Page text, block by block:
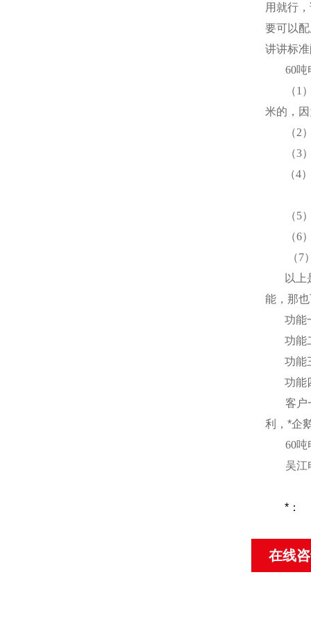
用就行
要可以
讲讲标
60吨
（1
米的，
（2
（3
（4
（5
（6
（7
以上
能，那
功能
功能
功能
功能
客户
利，*企
60吨
吴江
*：
在线